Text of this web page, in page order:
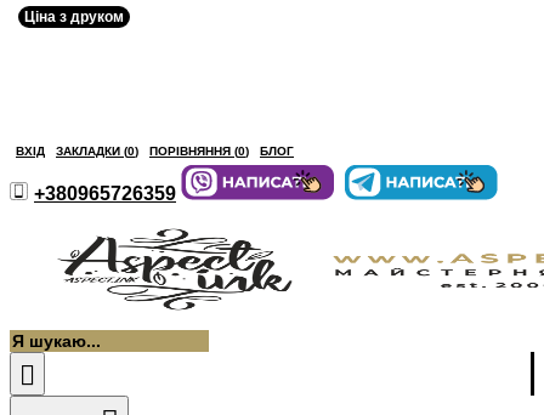
ВХІД ЗАКЛАДКИ (0) ПОРІВНЯННЯ (0) БЛОГ
+380965726359
Ціна з друком